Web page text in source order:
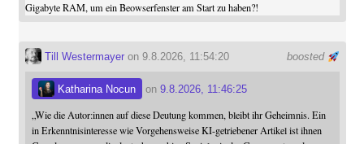
Gigabyte RAM, um ein Beowserfenster am Start zu haben?!
boosted
Till Westermayeron 9.8.2026, 11:54:20
Katharina Nocun on 9.8.2026, 11:46:25
„Wie die Autor:innen auf diese Deutung kommen, bleibt ihr Geheimnis. Ein
in Erkenntnisinteresse wie Vorgehensweise KI-getriebener Artikel ist ihnen